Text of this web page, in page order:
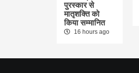
पुरस्कार से
मातृशक्ति को
किया सम्मानित
16 hours ago